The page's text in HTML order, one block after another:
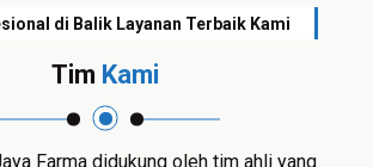
di Balik Layanan Terbaik Kami
Tim Kami
Farma didukung oleh tim ahli yang